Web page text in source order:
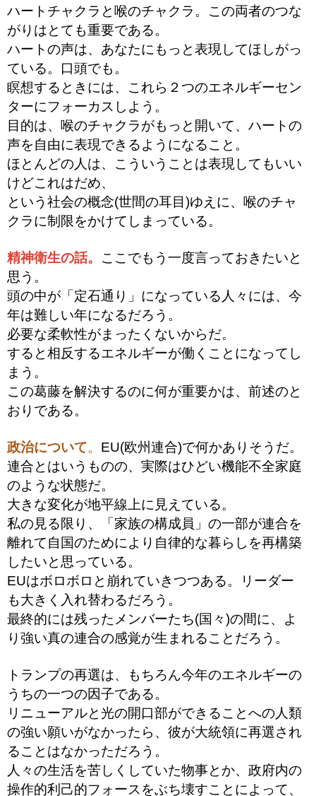
ハートチャクラと喉のチャクラ。この両者のつな
がりはとても重要である。
ハートの声は、あなたにもっと表現してほしがっ
ている。口頭でも。
瞑想するときには、これら２つのエネルギーセン
ターにフォーカスしよう。
目的は、喉のチャクラがもっと開いて、ハートの
声を自由に表現できるようになること。
ほとんどの人は、こういうことは表現してもいい
けどこれはだめ、
という社会の概念(世間の耳目)ゆえに、 喉のチャ
クラに制限をかけてしまっている。
精神衛生の話。 ここでもう一度言っておきたいと
思う。
頭の中が「定石通り」になっている人々には、 今
年は難しい年になるだろう。
必要な柔軟性がまったくないからだ。
すると相反するエネルギーが働くことになってし
まう。
この葛藤を解決するのに何が重要かは、前述のと
おりである。
政治について。 EU(欧州連合)で何かありそうだ。
連合とはいうものの、実際はひどい機能不全家庭
のような状態だ。
大きな変化が地平線上に見えている。
私の見る限り、「家族の構成員」の一部が連合を
離れて自国のためにより自律的な暮らしを再構築
したいと思っている。
EUはボロボロと崩れていきつつある。リーダー
も大きく入れ替わるだろう。
最終的には残ったメンバーたち(国々)の間に、よ
り強い真の連合の感覚が生まれることだろう。
トランプの再選は、もちろん今年のエネルギーの
うちの一つの因子である。
リニューアルと光の開口部ができることへの人類
の強い願いがなかったら、彼が大統領に再選され
ることはなかっただろう。
人々の生活を苦しくしていた物事とか、政府内の
操作的利己的フォースをぶち壊すことによって、